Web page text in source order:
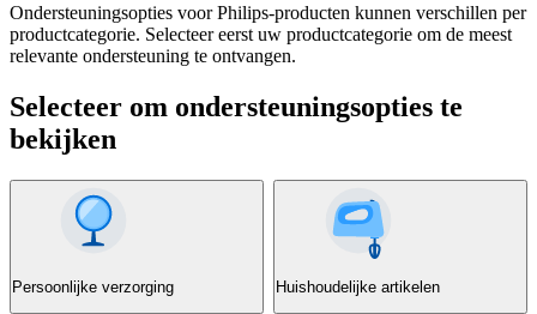
Ondersteuningsopties voor Philips-producten kunnen verschillen per
productcategorie. Selecteer eerst uw productcategorie om de meest
relevante ondersteuning te ontvangen.
Selecteer om ondersteuningsopties te
bekijken
Persoonlijke verzorging Huishoudelijke artikelen